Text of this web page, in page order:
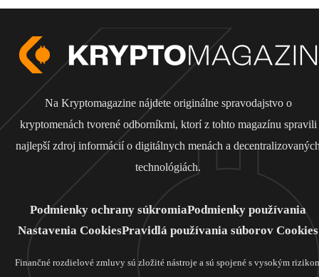
Na Kryptomagazine nájdete originálne spravodajstvo o
kryptomenách tvorené odborníkmi, ktorí z tohto magazínu spravili
najlepší zdroj informácií o digitálnych menách a
technológiách.
Podmienky ochrany súkromiaPodmienky používania
Nastavenia CookiesPravidlá používania súborov Cookies
Finančné rozdielové zmluvy sú zložité nástroje a sú spojené s vysokým